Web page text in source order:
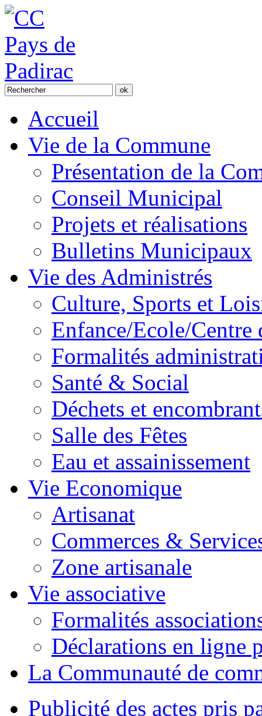
Accueil
Vie de la Commune
Présentation de la
Conseil Municipal
Projets et réalisations
Bulletins Municipaux
Vie des Administrés
Culture, Sports et
Enfance/Ecole/Centre
Formalités
Santé & Social
Déchets et
Salle des Fêtes
Eau et assainissement
Vie Economique
Artisanat
Commerces &
Zone artisanale
Vie associative
Formalités
Déclarations en ligne
La Communauté de
Publicité des actes pris